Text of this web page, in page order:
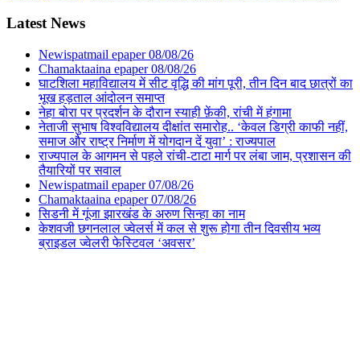
Latest News
Newispatmail epaper 08/08/26
Chamaktaaina epaper 08/08/26
घाटशिला महाविद्यालय में सीट वृद्धि की मांग पूरी, तीन दिन बाद छात्रों का
भूख हड़ताल आंदोलन समाप्त
नेहा बोरा पर प्रदर्शन के दौरान स्याही फ़ेंकी, रांची में हंगामा
नेताजी सुभाष विश्वविद्यालय दीक्षांत समारोह.. ‘केवल डिग्री काफी नहीं,
समाज और राष्ट्र निर्माण में योगदान दें युवा’ : राज्यपाल
राज्यपाल के आगमन से पहले रांची-टाटा मार्ग पर लंबा जाम, प्रशासन की
तैयारियों पर सवाल
Newispatmail epaper 07/08/26
Chamaktaaina epaper 07/08/26
सिडनी में गूंजा झारखंड के अरुण सिन्हा का नाम
केशवजी छगनलाल ज्वेलर्स में कल से शुरू होगा तीन दिवसीय भव्य
ब्राइडल ज्वेलरी फेस्टिवल ‘अवसर’